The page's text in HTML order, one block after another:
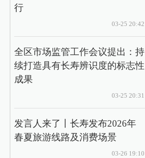
行
03-25 20:42
全区市场监管工作会议提出：持
续打造具有长寿辨识度的标志性
成果
03-25 20:31
发言人来了丨长寿发布2026年
春夏旅游线路及消费场景
03-26 19:10